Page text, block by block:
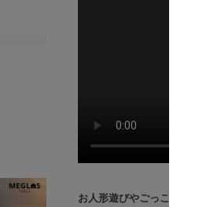
お人形遊びやごっこ遊びがも